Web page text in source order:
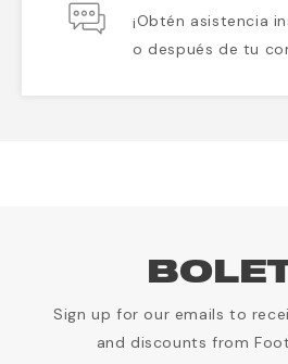
¡Obtén asistencia
o después de tu
Sign up for our emails to
and discounts from